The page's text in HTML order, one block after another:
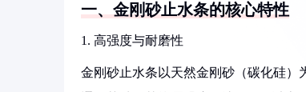
一、金刚砂止水条的核心特性
1. 高强度与耐磨性
金刚砂止水条以天然金刚砂（碳化硅）